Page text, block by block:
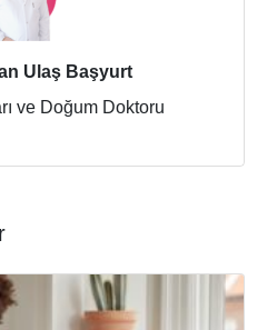
Ulaş Başyurt
ve Doğum Doktoru